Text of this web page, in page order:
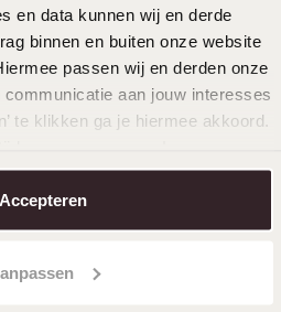
en data kunnen wij en derde
binnen en buiten onze website
passen wij en derden onze
aan jouw interesses
te klikken ga je hiermee akkoord.
.
Accepteren